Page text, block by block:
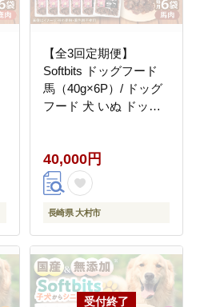
【全3回定期便】
Softbits ドッグフード
馬（40g×6P）/ ドッグ
フード 犬 いぬ ドッグ
[ACAM037]
40,000円
長崎県 大村市